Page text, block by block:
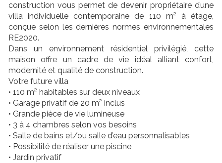
construction vous permet de devenir propriétaire d’une
villa individuelle contemporaine de 110 m² à étage,
conçue selon les dernières normes environnementales
RE2020.
Dans un environnement résidentiel privilégié, cette
maison offre un cadre de vie idéal alliant confort,
modernité et qualité de construction.
Votre future villa
• 110 m² habitables sur deux niveaux
• Garage privatif de 20 m² inclus
• Grande pièce de vie lumineuse
• 3 à 4 chambres selon vos besoins
• Salle de bains et/ou salle d’eau personnalisables
• Possibilité de réaliser une piscine
• Jardin privatif